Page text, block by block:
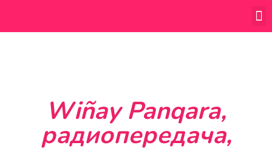
Wiñay Panqara,
радиопередача,